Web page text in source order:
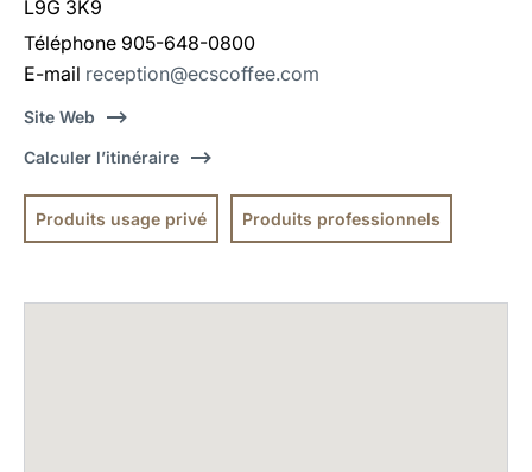
L9G 3K9
Téléphone 905-648-0800
E-mail reception@ecscoffee.com
Site Web
Calculer l’itinéraire
Produits usage privé Produits professionnels